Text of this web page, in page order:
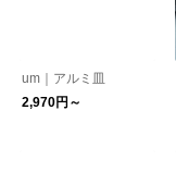
um｜アルミ皿
2,970円～